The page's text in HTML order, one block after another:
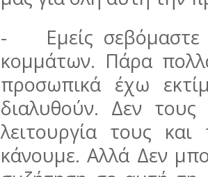
-
Εμείς
κομμάτων. Πάρα
προσωπικά έχω
διαλυθούν. Δεν
λειτουργία τους
κάνουμε. Αλλά Δεν